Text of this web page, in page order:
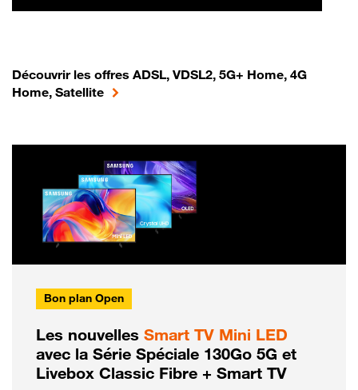
Découvrir les offres ADSL, VDSL2, 5G+ Home, 4G
Home, Satellite
Bon plan Open
Les nouvelles Smart TV Mini LED
avec la Série Spéciale 130Go 5G et
Livebox Classic Fibre + Smart TV